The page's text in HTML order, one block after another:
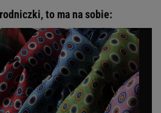
to ma na sobie: